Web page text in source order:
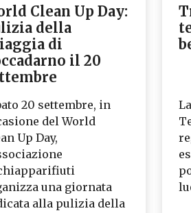
Clean Up Day:
della
di
il 20
20 settembre, in
del World
Up Day,
una giornata
alla pulizia della